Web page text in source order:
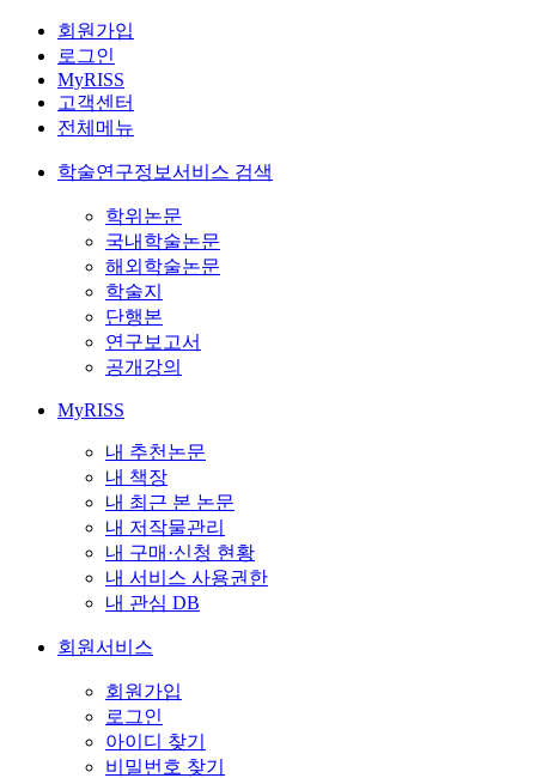
회원가입
로그인
MyRISS
고객센터
전체메뉴
학술연구정보서비스 검색
학위논문
국내학술논문
해외학술논문
학술지
단행본
연구보고서
공개강의
MyRISS
내 추천논문
내 책장
내 최근 본 논문
내 저작물관리
내 구매·신청 현황
내 서비스 사용권한
내 관심 DB
회원서비스
회원가입
로그인
아이디 찾기
비밀번호 찾기